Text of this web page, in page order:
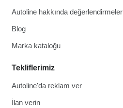
Autoline hakkında değerlendirmeler
Blog
Marka kataloğu
Tekliflerimiz
Autoline'da reklam ver
İlan verin